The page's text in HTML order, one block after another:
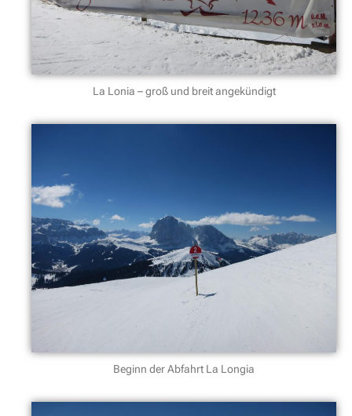
La Lonia – groß und breit angekündigt
Beginn der Abfahrt La Longia